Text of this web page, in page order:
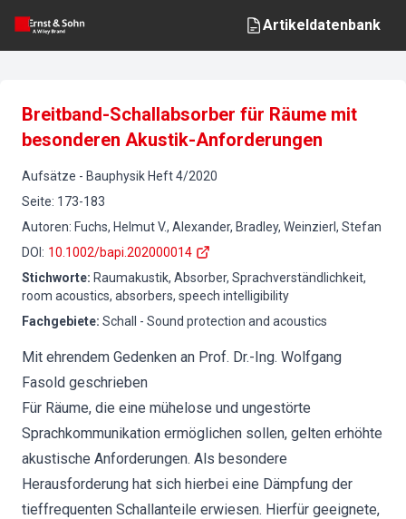
Artikeldatenbank
Breitband-Schallabsorber für Räume mit
besonderen Akustik-Anforderungen
Aufsätze - Bauphysik Heft4/2020
Seite: 173-183
Autoren: Fuchs, Helmut V., Alexander, Bradley, Weinzierl, Stefan
DOI : 10.1002/bapi.202000014
Stichworte: Raumakustik, Absorber, Sprachverständlichkeit,
room acoustics, absorbers, speech intelligibility
Fachgebiete: Schall - Sound protection and acoustics
Mit ehrendem Gedenken an Prof. Dr.-Ing. Wolfgang
Fasold geschrieben
Für Räume, die eine mühelose und ungestörte
Sprachkommunikation ermöglichen sollen, gelten erhöhte
akustische Anforderungen. Als besondere
Herausforderung hat sich hierbei eine Dämpfung der
tieffrequenten Schallanteile erwiesen. Hierfür geeignete,